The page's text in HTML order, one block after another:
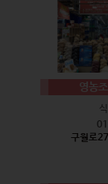
영농
구월로